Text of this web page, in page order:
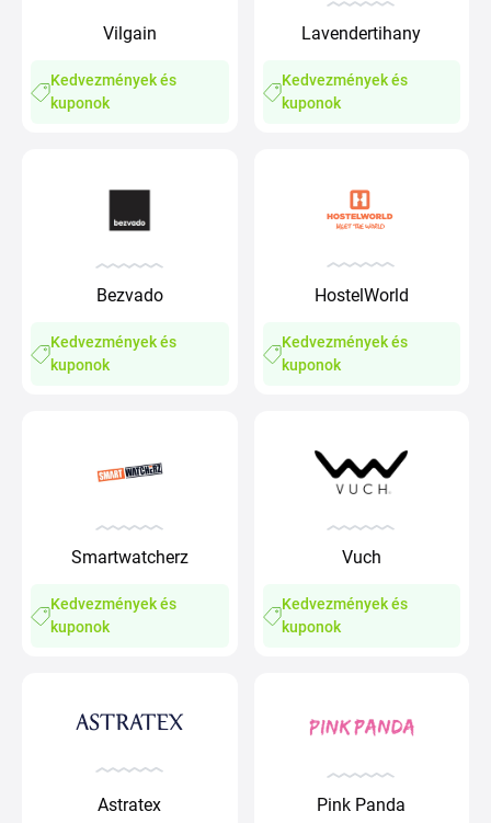
Vilgain
Kedvezmények és
kuponok
Lavendertihany
Kedvezmények és
kuponok
Bezvado
Kedvezmények és
kuponok
HostelWorld
Kedvezmények és
kuponok
Smartwatcherz
Kedvezmények és
kuponok
Vuch
Kedvezmények és
kuponok
Astratex Pink Panda